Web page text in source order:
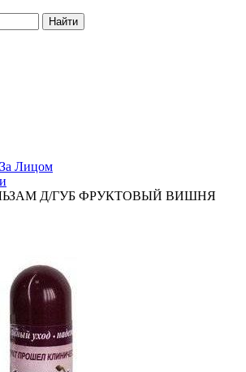
Найти
Лицом
Д/ГУБ ФРУКТОВЫЙ ВИШНЯ